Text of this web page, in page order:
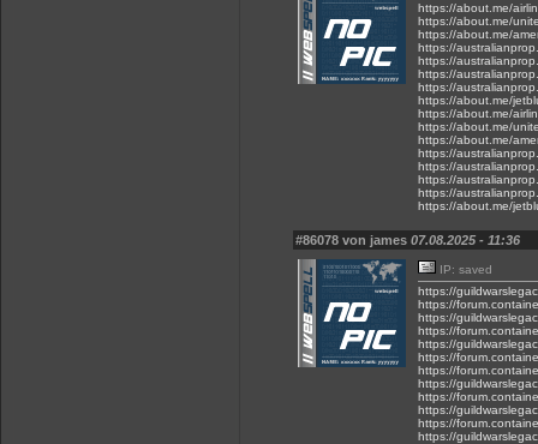
https://about.me/
https://about.me/
https://about.me/
https://
https://
https://
https://
https://about.me/
https://about.me/
https://about.me/
https://about.me/
https://
https://
https://
https://
https://about.me/
#86078 von james 07.08.2025 - 11:36
IP: saved
https://
https://
https://
https://
https://
https://
https://
https://
https://
https://
https://
https://